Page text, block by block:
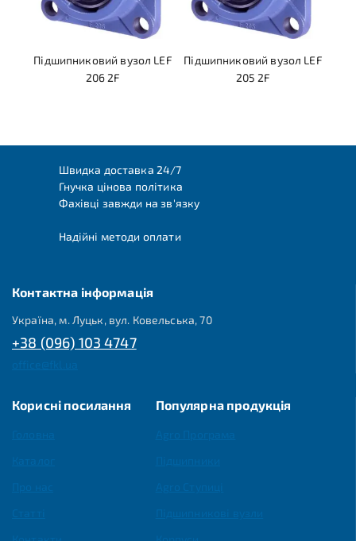
Підшипниковий вузол LEF
206 2F
Підшипниковий вузол LEF
205 2F
Швидка доставка 24/7
Гнучка цінова політика
Фахівці завжди на зв'язку
Надійні методи оплати
Контактна інформація
Україна, м. Луцьк, вул. Ковельська, 70
+38 (096) 103 4747
Корисні посилання Популярна продукція